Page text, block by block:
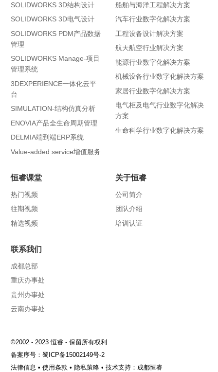
SOLIDWORKS 3D结构设计
SOLIDWORKS 3D电气设计
SOLIDWORKS PDM产品数据
管理
SOLIDWORKS Manage-项目
管理系统
3DEXPERIENCE一体化云平
台
SIMULATION-结构仿真分析
ENOVIA产品全生命周期管理
DELMIA端到端ERP系统
Value-added service增值服务
船舶与海洋工程解决方案
汽车行业数字化解决方案
工程设备设计解决方案
航天航空行业解决方案
能源行业数字化解决方案
机械设备行业数字化解决方案
家居行业数字化解决方案
电气柜及电气行业数字化解决
方案
生命科学行业数字化解决方案
恒睿课堂
热门视频
往期视频
精选视频
关于恒睿
公司简介
团队介绍
培训认证
联系我们
成都总部
重庆办事处
贵州办事处
云南办事处
©2002 - 2023 恒睿 - 保留所有权利
备案序号：蜀ICP备15002149号-2
法律信息 •使用条款 • 隐私策略 •技术支持：成都恒睿